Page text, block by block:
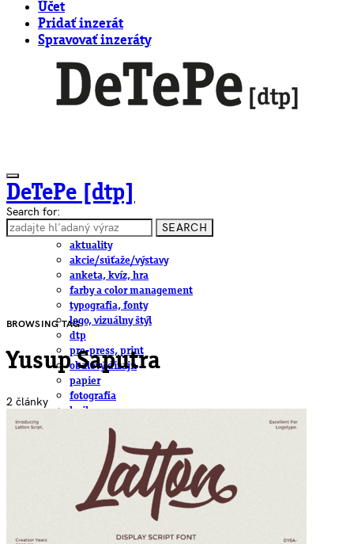
Účet
Pridať inzerát
Spravovať inzeráty
DeTePe [dtp]
ČLÁNKY
aktuality
akcie/súťaže/výstavy
anketa, kvíz, hra
farby a color management
typografia, fonty
logo, vizuálny štýl
dtp
pre-press, print
obalový dizajn
papier
fotografia
knihy
hardware
software, mobilné aplikácie
na stiahnutie
obludárium
Search for:
SEARCH
BROWSING TAG
Yusup Saputra
2 články